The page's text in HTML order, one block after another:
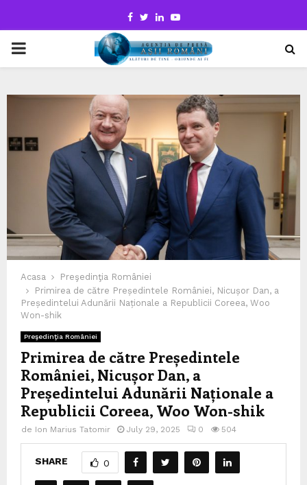
Facebook
TwitterLinkedinYoutube
PRIMARY
Acasa
Preşedinţia României
Primirea de către Președintele României, Nicușor Dan, a
Președintelui Adunării Naționale a Republicii Coreea, Woo
Won-shik
Preşedinţia României
Primirea de către Președintele
României, Nicușor Dan, a
Președintelui Adunării Naționale a
Republicii Coreea, Woo Won-shik
de Ion Marius Tatomir July 29, 2025 0 504
SHARE 0